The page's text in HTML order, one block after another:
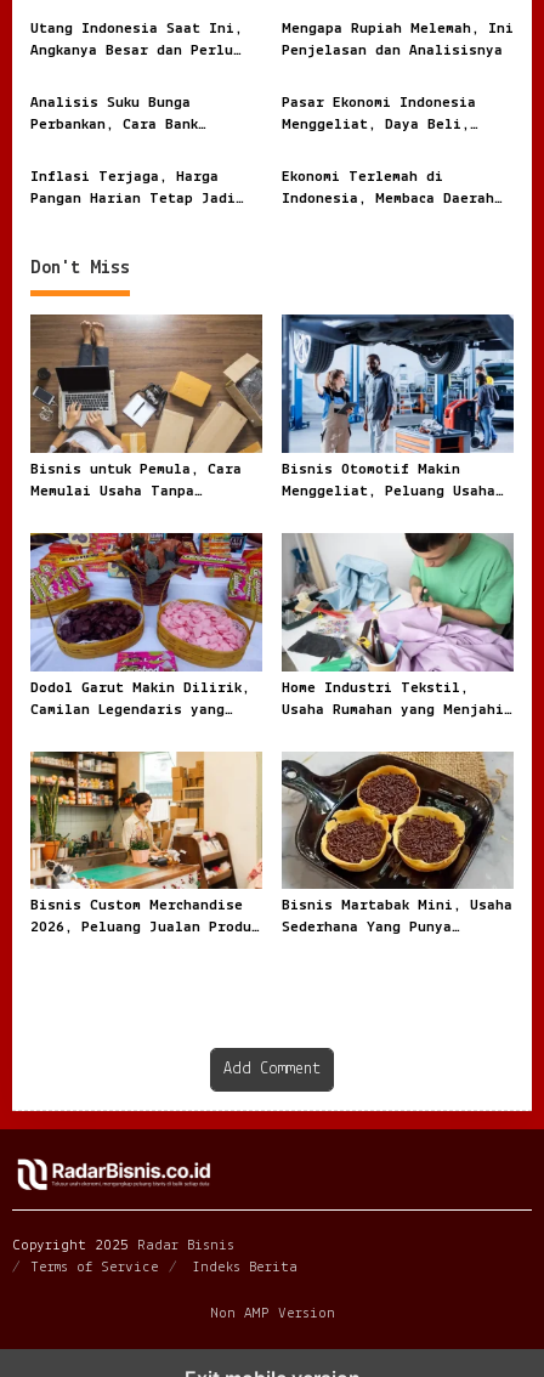
g
a
t
i
o
n
Utang Indonesia Saat Ini,
Angkanya Besar dan Perlu
Mengapa Rupiah Melemah, Ini
Penjelasan dan Analisisnya
Analisis Suku Bunga
Perbankan, Cara Bank
Nasabah
Pasar Ekonomi Indonesia
Menggeliat, Daya Beli,
Jadi Sorotan
Inflasi Terjaga, Harga
Pangan Harian Tetap Jadi
Ekonomi Terlemah di
Indonesia, Membaca Daerah
Don't Miss
Bisnis untuk Pemula, Cara
Memulai Usaha Tanpa
Bisnis Otomotif Makin
Menggeliat, Peluang Usaha
Beli Kendaraan
Dodol Garut Makin Dilirik,
Camilan Legendaris yang
Home Industri Tekstil,
Usaha Rumahan yang Menjahit
Bisnis Custom Merchandise
2026, Peluang Jualan Produk
Bisnis Martabak Mini, Usaha
Sederhana Yang Punya
Add Comment
Copyright 2025 Radar Bisnis
Terms of Service
Indeks Berita
Non AMP Version